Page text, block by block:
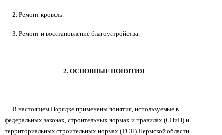
2. Ремонт кровель.
3. Ремонт и восстановление благоустройства.
2. ОСНОВНЫЕ ПОНЯТИЯ
В настоящем Порядке применены понятия, используемые в
федеральных законах, строительных нормах и правилах (СНиП) и
территориальных строительных нормах (ТСН) Пермской области.